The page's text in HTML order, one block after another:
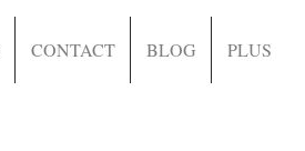
CONTACT BLOG PLUS